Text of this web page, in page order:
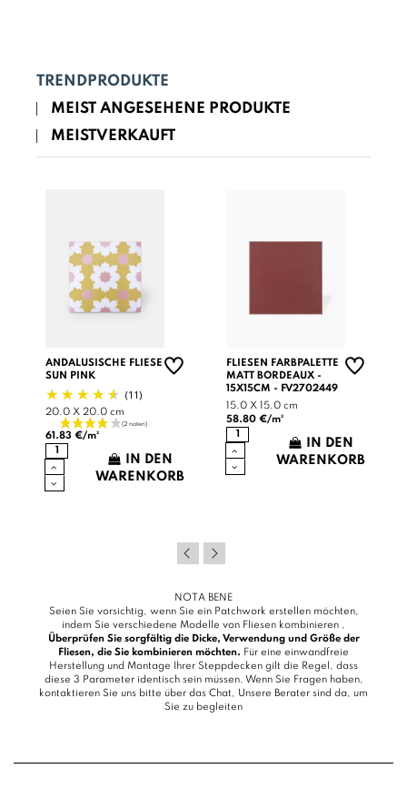
TRENDPRODUKTE
MEIST ANGESEHENE PRODUKTE
MEISTVERKAUFT
ANDALUSISCHE FLIESE
SUN PINK
(11)
20.0 X 20.0 cm
61.83 €/m²
IN DEN
WARENKORB
FLIESEN FARBPALETTE
MATT BORDEAUX -
15X15CM - FV2702449
15.0 X 15.0 cm
58.80 €/m²
IN DEN
WARENKORB
NOTA BENE
Seien Sie vorsichtig, wenn Sie ein Patchwork erstellen möchten,
indem Sie verschiedene Modelle von Fliesen kombinieren ,
Überprüfen Sie sorgfältig die Dicke, Verwendung und Größe der
Fliesen, die Sie kombinieren möchten. Für eine einwandfreie
Herstellung und Montage Ihrer Steppdecken gilt die Regel, dass
diese 3 Parameter identisch sein müssen. Wenn Sie Fragen haben,
kontaktieren Sie uns bitte über das Chat, Unsere Berater sind da, um
Sie zu begleiten